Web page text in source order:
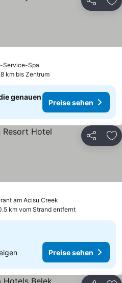
Teilen
Service-Spa
km bis Zentrum
genauen
Preise sehen
Teilen
am Acisu Creek
km vom Strand entfernt
Preise sehen